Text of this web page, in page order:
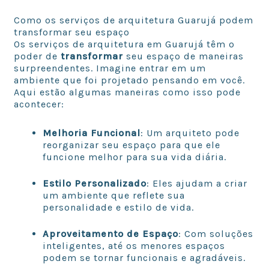
Como os serviços de arquitetura Guarujá podem
transformar seu espaço
Os serviços de arquitetura em Guarujá têm o
poder detransformar seu espaço de maneiras
surpreendentes. Imagine entrar em um
ambiente que foi projetado pensando em você.
Aqui estão algumas maneiras como isso pode
acontecer:
Melhoria Funcional: Um arquiteto pode
reorganizar seu espaço para que ele
funcione melhor para sua vida diária.
Estilo Personalizado: Eles ajudam a criar
um ambiente que reflete sua
personalidade e estilo de vida.
Aproveitamento de Espaço: Com soluções
inteligentes, até os menores espaços
podem se tornar funcionais e agradáveis.